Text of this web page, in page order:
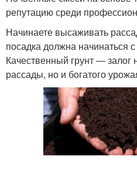
репутацию среди
Начинаете высаживать
посадка должна начинаться с
Качественный грунт — залог
рассады, но и богатого